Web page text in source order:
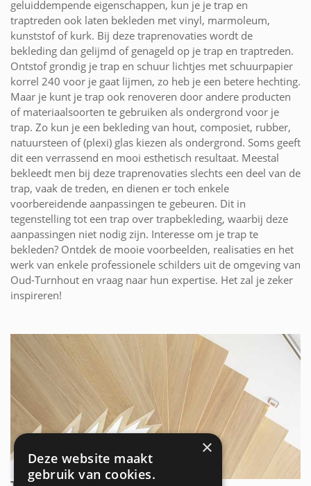
geluiddempende eigenschappen, kun je je trap en
traptreden ook laten bekleden met vinyl, marmoleum,
kunststof of kurk. Bij deze traprenovaties wordt de
bekleding dan gelijmd of genageld op je trap en traptreden.
Ontstof grondig je trap en schuur lichtjes met schuurpapier
korrel 240 voor je gaat lijmen, zo heb je een betere hechting.
Maar je kunt je trap ook renoveren door andere producten
of materiaalsoorten te gebruiken als ondergrond voor je
trap. Zo kun je een bekleding van hout, composiet, rubber,
natuursteen of (plexi) glas kiezen als ondergrond. Soms geeft
dit een verrassend en mooi esthetisch resultaat. Meestal
bekleedt men bij deze traprenovaties slechts een deel van de
trap, vaak de treden, en dienen er toch enkele
voorbereidende aanpassingen te gebeuren. Dit in
tegenstelling tot een trap over trapbekleding, waarbij deze
aanpassingen niet nodig zijn. Interesse om je trap te
bekleden? Ontdek de mooie voorbeelden, realisaties en het
werk van enkele professionele schilders uit de omgeving van
Oud-Turnhout en vraag naar hun expertise. Het zal je zeker
inspireren!
×
Deze website maakt
gebruik van cookies.